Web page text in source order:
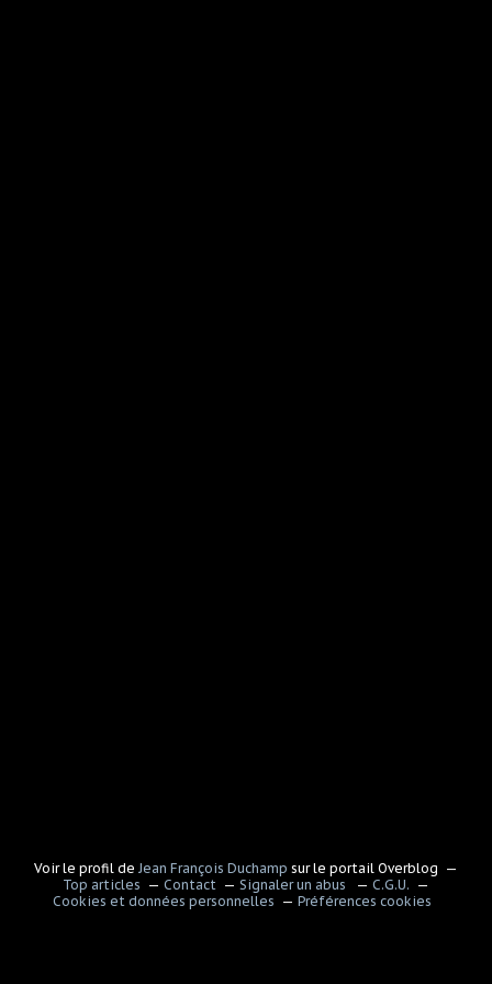
Voir le profil de Jean François Duchamp sur le portail Overblog
Top articles
Contact Signaler un abus
C.G.U.
Cookies et données personnelles
Préférences cookies